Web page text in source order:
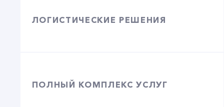
ЛОГИСТИЧЕСКИЕ РЕШЕНИЯ
ПОЛНЫЙ КОМПЛЕКС УСЛУГ